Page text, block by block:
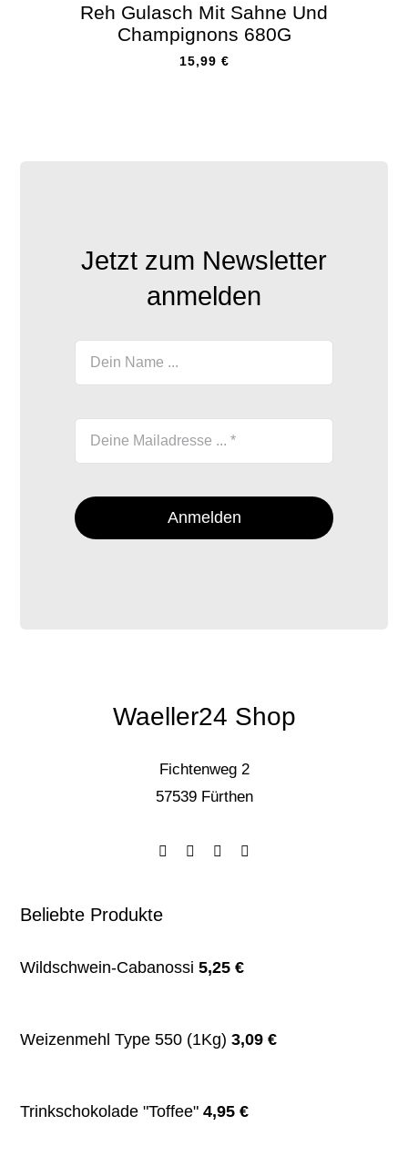
Reh Gulasch Mit Sahne Und
Champignons 680G
15,99 €
Jetzt zum Newsletter
anmelden
Anmelden
Waeller24 Shop
Fichtenweg 2
57539 Fürthen
Beliebte Produkte
Wildschwein-Cabanossi 5,25€
Weizenmehl Type 550 (1Kg) 3,09€
Trinkschokolade "Toffee" 4,95€